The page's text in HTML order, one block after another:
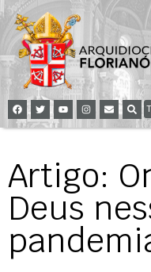
Artigo:
Deus